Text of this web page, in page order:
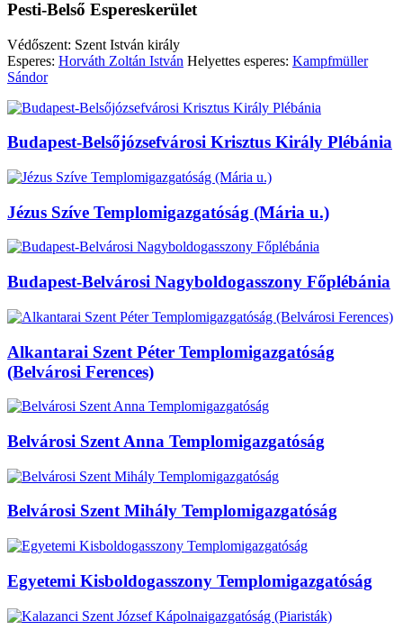
Pesti-Belső Espereskerület
Védőszent: Szent István király
Esperes: Horváth Zoltán István Helyettes esperes: Kampfmüller
Sándor
Budapest-Belsőjózsefvárosi Krisztus Király Plébánia
Jézus Szíve Templomigazgatóság (Mária u.)
Budapest-Belvárosi Nagyboldogasszony Főplébánia
Alkantarai Szent Péter Templomigazgatóság
(Belvárosi Ferences)
Belvárosi Szent Anna Templomigazgatóság
Belvárosi Szent Mihály Templomigazgatóság
Egyetemi Kisboldogasszony Templomigazgatóság